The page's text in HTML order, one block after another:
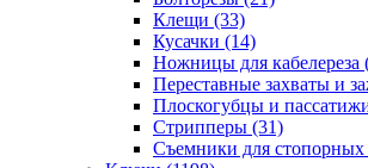
Клещи (33)
Кусачки (14)
Ножницы для кабелереза
Переставные захваты и
Плоскогубцы и
Стрипперы (31)
Съемники для стопорных